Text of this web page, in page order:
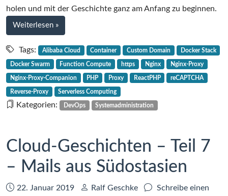
Computing
in
der
Alibaba
Cloud
holen und mit der Geschichte ganz am Anfang zu beginnen.
Weiterlesen bei
Ein
Proxy
für
das
Serverless
Computing
in
Cloud
»
Tags: Alibaba Cloud Container Custom Domain Docker Stack
Docker Swarm Function Compute https Nginx Nginx-Proxy
Nginx-Proxy-Companion PHP Proxy ReactPHP reCAPTCHA
Reverse-Proxy Serverless Computing
Kategorien: DevOps Systemadministration
Cloud-Geschichten – Teil 7
– Mails aus Südostasien
Datum:
22. Januar 2019 Autor:
Ralf Geschke
Schreibe einen